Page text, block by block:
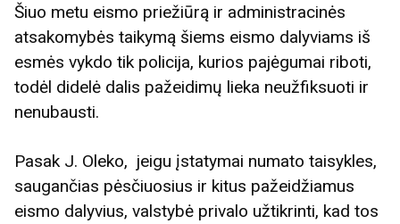
Šiuo metu eismo priežiūrą ir administracinės
atsakomybės taikymą šiems eismo dalyviams iš
esmės vykdo tik policija, kurios pajėgumai riboti,
todėl didelė dalis pažeidimų lieka neužfiksuoti ir
nenubausti.
Pasak J. Oleko, jeigu įstatymai numato taisykles,
saugančias pėsčiuosius ir kitus pažeidžiamus
eismo dalyvius, valstybė privalo užtikrinti, kad tos